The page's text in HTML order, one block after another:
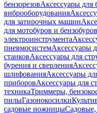
бензорезовАксессуары для
виброоборудования
для затирочных машин
для мотобуров и бензобуров
электроинструмента
пневмосистемАксессуары
станковАксессуары для
бурения и сверления
шлифованияАксессуары
приборовАксессуары для
техникаТриммеры,
пилыГазонокосилки
садовые ножницыСадовые,